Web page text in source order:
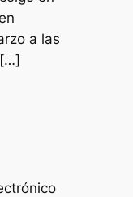
a las
[…]